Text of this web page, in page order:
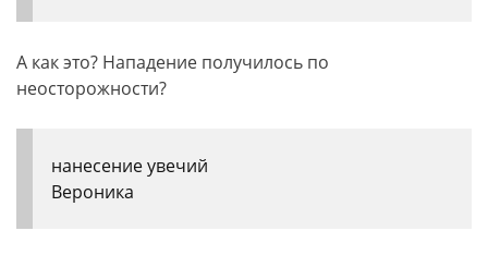
А как это? Нападение получилось по
неосторожности?
нанесение увечий
Вероника